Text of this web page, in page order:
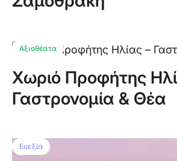
Αξιοθέατα
Χωριό Προφήτης
Γαστρονομία & Θέα
Ευεξία